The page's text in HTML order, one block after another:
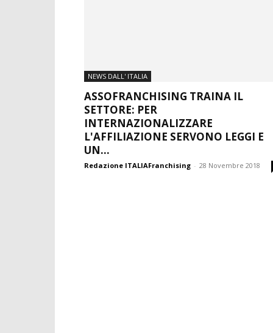
NEWS DALL' ITALIA
ASSOFRANCHISING TRAINA IL
SETTORE: PER
INTERNAZIONALIZZARE
L'AFFILIAZIONE SERVONO LEGGI E
UN...
Redazione ITALIAFranchising - 28 Novembre 2018